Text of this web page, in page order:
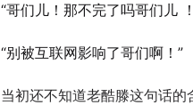
“哥们儿！那不完了吗哥们儿
“别被互联网影响了哥们啊！”
当初还不知道老酷滕这句话的